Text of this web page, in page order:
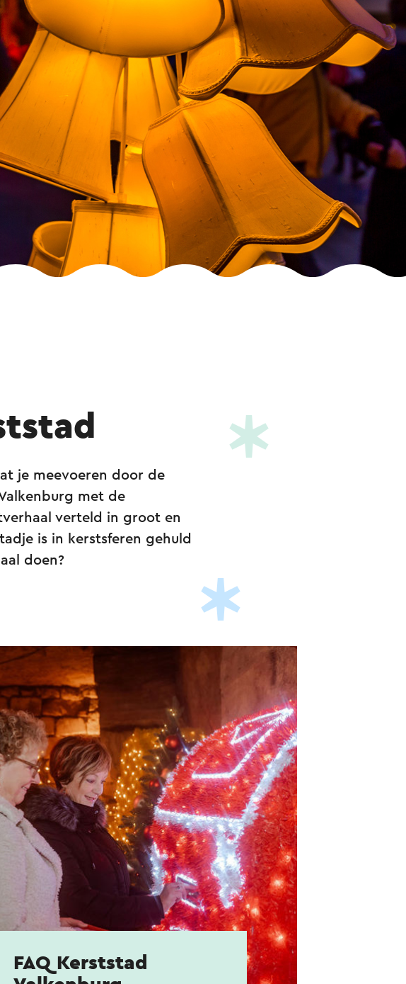
je meevoeren door de
met de
verteld in groot en
is in kerstsferen gehuld
doen?
FAQ Kerststad